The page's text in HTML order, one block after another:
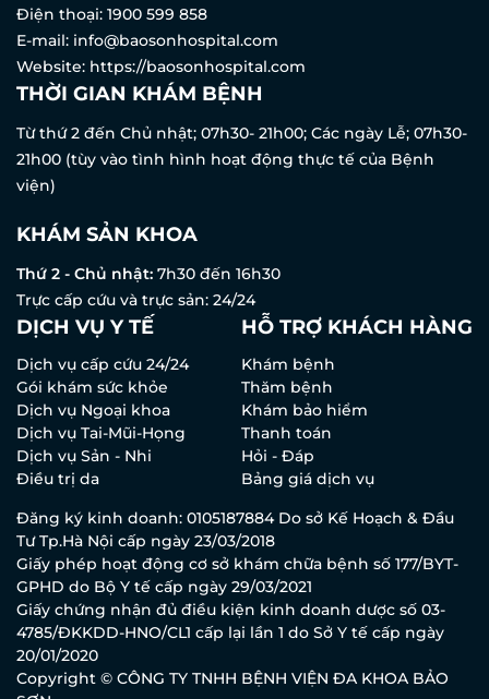
Điện thoại: 1900 599 858
E-mail: info@baosonhospital.com
Website: https://baosonhospital.com
THỜI GIAN KHÁM BỆNH
Từ thứ 2 đến Chủ nhật; 07h30- 21h00; Các ngày Lễ; 07h30-
21h00 (tùy vào tình hình hoạt động thực tế của Bệnh
viện)
KHÁM SẢN KHOA
Thứ 2 - Chủ nhật: 7h30 đến 16h30
Trực cấp cứu và trực sản: 24/24
DỊCH VỤ Y TẾ
Dịch vụ cấp cứu 24/24
Gói khám sức khỏe
Dịch vụ Ngoại khoa
Dịch vụ Tai-Mũi-Họng
Dịch vụ Sản - Nhi
Điều trị da
HỖ TRỢ KHÁCH HÀNG
Khám bệnh
Thăm bệnh
Khám bảo hiểm
Thanh toán
Hỏi - Đáp
Bảng giá dịch vụ
Đăng ký kinh doanh: 0105187884 Do sở Kế Hoạch & Đầu
Tư Tp.Hà Nội cấp ngày 23/03/2018
Giấy phép hoạt động cơ sở khám chữa bệnh số 177/BYT-
GPHD do Bộ Y tế cấp ngày 29/03/2021
Giấy chứng nhận đủ điều kiện kinh doanh dược số 03-
4785/ĐKKDD-HNO/CL1 cấp lại lần 1 do Sở Y tế cấp ngày
20/01/2020
Copyright © CÔNG TY TNHH BỆNH VIỆN ĐA KHOA BẢO